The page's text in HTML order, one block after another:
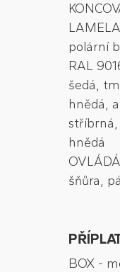
polární
RAL
šedá,
hnědá,
hnědá
šňůra,
BOX -